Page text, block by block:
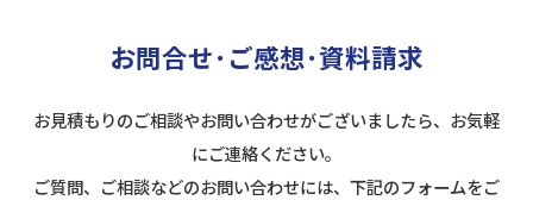
お問合せ･ご感想･資料請求
お見積もりのご相談やお問い合わせがございましたら、お気軽
にご連絡ください。
ご質問、ご相談などのお問い合わせには、下記のフォームをご